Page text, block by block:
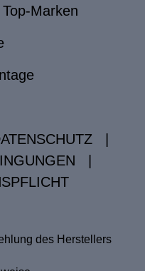
Marken
des Herstellers